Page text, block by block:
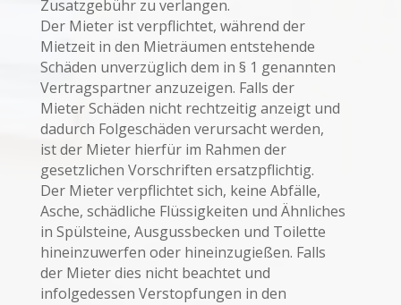
Zusatzgebühr zu verlangen.
Der Mieter ist verpflichtet, während der
Mietzeit in den Mieträumen entstehende
Schäden unverzüglich dem in § 1 genannten
Vertragspartner anzuzeigen. Falls der
Mieter Schäden nicht rechtzeitig anzeigt und
dadurch Folgeschäden verursacht werden,
ist der Mieter hierfür im Rahmen der
gesetzlichen Vorschriften ersatzpflichtig.
Der Mieter verpflichtet sich, keine Abfälle,
Asche, schädliche Flüssigkeiten und Ähnliches
in Spülsteine, Ausgussbecken und Toilette
hineinzuwerfen oder hineinzugießen. Falls
der Mieter dies nicht beachtet und
infolgedessen Verstopfungen in den